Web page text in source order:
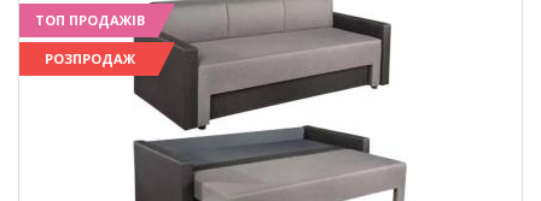
ТОП ПРОДАЖІВ
РОЗПРОДАЖ